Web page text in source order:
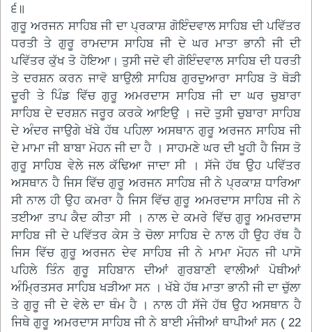
੬॥
ਗੁਰੂ ਅਰਜਨ ਸਾਹਿਬ ਜੀ ਦਾ ਪ੍ਰਕਾਸ਼ ਗੋਇੰਦਵਾਲ ਸਾਹਿਬ ਦੀ ਪਵਿੱਤਰ
ਧਰਤੀ ਤੇ ਗੁਰੂ ਰਾਮਦਾਸ ਸਾਹਿਬ ਜੀ ਦੇ ਘਰ ਮਾਤਾ ਭਾਨੀ ਜੀ ਦੀ
ਪਵਿੱਤਰ ਕੁੱਖ ਤੋ ਹੋਇਆ। ਤੁਸੀ ਜਦੋ ਵੀ ਗੋਇੰਦਵਾਲ ਸਾਹਿਬ ਦੀ ਧਰਤੀ
ਤੇ ਦਰਸ਼ਨ ਕਰਨ ਜਾਵੋ ਬਾਉਲੀ ਸਾਹਿਬ ਗੁਰਦੁਆਰਾ ਸਾਹਿਬ ਤੋ ਥੋੜੀ
ਦੂਰੀ ਤੇ ਪਿੰਡ ਵਿੱਚ ਗੁਰੂ ਅਮਰਦਾਸ ਸਾਹਿਬ ਜੀ ਦਾ ਘਰ ਚੁਬਾਰਾ
ਸਾਹਿਬ ਦੇ ਦਰਸ਼ਨ ਜਰੂਰ ਕਰਕੇ ਆਇਉ । ਜਦੋ ਤੁਸੀ ਚੁਬਾਰਾ ਸਾਹਿਬ
ਦੇ ਅੰਦਰ ਜਾਉਗੇ ਖੱਬੇ ਹੱਥ ਪਹਿਲਾ ਅਸਥਾਨ ਗੁਰੂ ਅਰਜਨ ਸਾਹਿਬ ਜੀ
ਦੇ ਮਾਮਾ ਜੀ ਬਾਬਾ ਮੋਹਨ ਜੀ ਦਾ ਹੈ । ਸਾਹਮਣੇ ਘਰ ਦੀ ਖੂਹੀ ਹੈ ਜਿਸ ਤੋ
ਗੁਰੂ ਸਾਹਿਬ ਵੇਲੇ ਜਲ ਕੱਢਿਆ ਜਾਦਾ ਸੀ । ਸੱਜੇ ਹੱਥ ਉਹ ਪਵਿੱਤਰ
ਅਸਥਾਨ ਹੈ ਜਿਸ ਵਿੱਚ ਗੁਰੂ ਅਰਜਨ ਸਾਹਿਬ ਜੀ ਨੇ ਪ੍ਰਕਾਸ਼ ਧਾਰਿਆ
ਸੀ ਨਾਲ ਹੀ ਉਹ ਕਮਰਾ ਹੈ ਜਿਸ ਵਿੱਚ ਗੁਰੂ ਅਮਰਦਾਸ ਸਾਹਿਬ ਜੀ ਨੇ
ਤਈਆ ਤਾਪ ਕੈਦ ਕੀਤਾ ਸੀ । ਨਾਲ ਦੇ ਕਮਰੇ ਵਿੱਚ ਗੁਰੂ ਅਮਰਦਾਸ
ਸਾਹਿਬ ਜੀ ਦੇ ਪਵਿੱਤਰ ਕੇਸ ਤੇ ਚੋਲਾ ਸਾਹਿਬ ਦੇ ਨਾਲ ਹੀ ਉਹ ਰੱਥ ਹੈ
ਜਿਸ ਵਿੱਚ ਗੁਰੂ ਅਰਜਨ ਦੇਵ ਸਾਹਿਬ ਜੀ ਨੇ ਮਾਮਾ ਮੋਹਨ ਜੀ ਪਾਸੋ
ਪਹਿਲੇ ਤਿੰਨ ਗੁਰੂ ਸਹਿਬਾਨ ਦੀਆਂ ਗੁਰਬਾਣੀ ਵਾਲੀਆਂ ਪੋਥੀਆਂ
ਅੰਮ੍ਰਿਤਸਰ ਸਾਹਿਬ ਖੜੀਆ ਸਨ । ਖੱਬੇ ਹੱਥ ਮਾਤਾ ਭਾਨੀ ਜੀ ਦਾ ਚੁੱਲਾ
ਤੇ ਗੁਰੂ ਜੀ ਦੇ ਵੇਲੇ ਦਾ ਥੰਮ ਹੈ । ਨਾਲ ਹੀ ਸੱਜੇ ਹੱਥ ਉਹ ਅਸਥਾਨ ਹੈ
ਜਿਥੇ ਗੁਰੂ ਅਮਰਦਾਸ ਸਾਹਿਬ ਜੀ ਨੇ ਬਾਈ ਮੰਜੀਆਂ ਥਾਪੀਆਂ ਸਨ ( 22